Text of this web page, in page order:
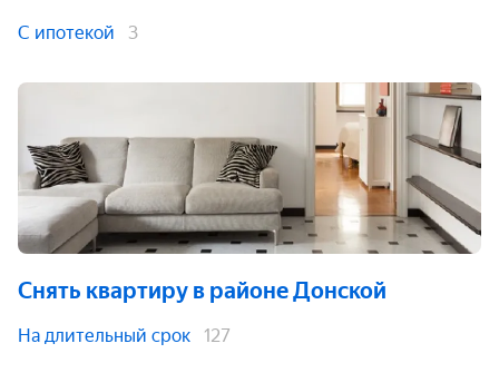
С ипотекой 3
Снять квартиру в районе Донской
На длительный срок 127